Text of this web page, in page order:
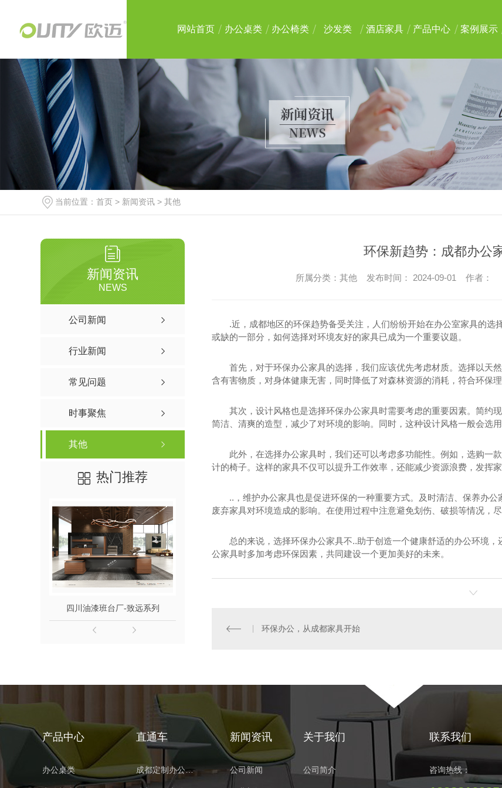
网站首页 办公桌类 办公椅类 沙发类 酒店家具 产品中心 案例展示
当前位置： 首页 > 新闻资讯 > 其他
新闻资讯
NEWS
公司新闻
行业新闻
常见问题
时事聚焦
其他
热门推荐
四川油漆班台厂-致远系列
环保新趋势：成都办公
所属分类：其他 发布时间： 2024-09-01 作者：
.近，成都地区的环保趋势备受关注，人们纷纷开始在办公室家具的
或缺的一部分，如何选择对环境友好的家具已成为一个重要议题。
首先，对于环保办公家具的选择，我们应该优先考虑材质。选择以天
含有害物质，对身体健康无害，同时降低了对森林资源的消耗，符合环保理
其次，设计风格也是选择环保办公家具时需要考虑的重要因素。简约
简洁、清爽的造型，减少了对环境的影响。同时，这种设计风格一般会选
此外，在选择办公家具时，我们还可以考虑多功能性。例如，选购一
计的椅子。这样的家具不仅可以提升工作效率，还能减少资源浪费，发挥家
..，维护办公家具也是促进环保的一种重要方式。及时清洁、保养办
废弃家具对环境造成的影响。在使用过程中注意避免划伤、破损等情况，
总的来说，选择环保办公家具不..助于创造一个健康舒适的办公环境
公家具时多加考虑环保因素，共同建设一个更加美好的未来。
环保办公，从成都家具开始
产品中心
办公桌类
直通车
成都定制办公家具
新闻资讯
公司新闻
关于我们
公司简介
联系我们
咨询热线：